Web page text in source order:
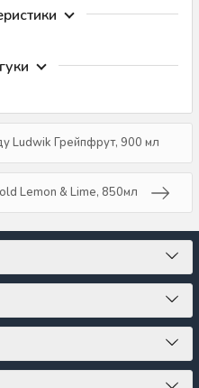
Ludwik Грейпфрут, 900 мл
Lemon & Lime, 850мл